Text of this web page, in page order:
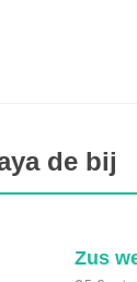
de bij
Maya,